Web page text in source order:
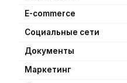
E-commerce
Социальные сети
Документы
Маркетинг